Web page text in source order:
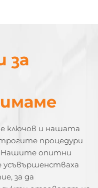
за
ключов и нашата
процедури
Нашите опитни
усъвършенстваха
за да